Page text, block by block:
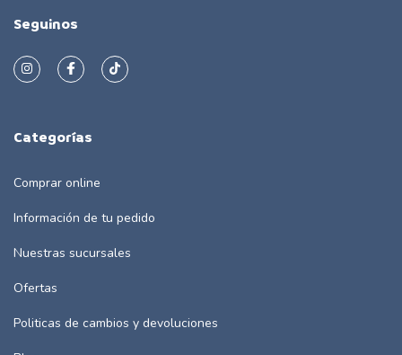
Seguinos
Categorías
Comprar online
Información de tu pedido
Nuestras sucursales
Ofertas
Politicas de cambios y devoluciones